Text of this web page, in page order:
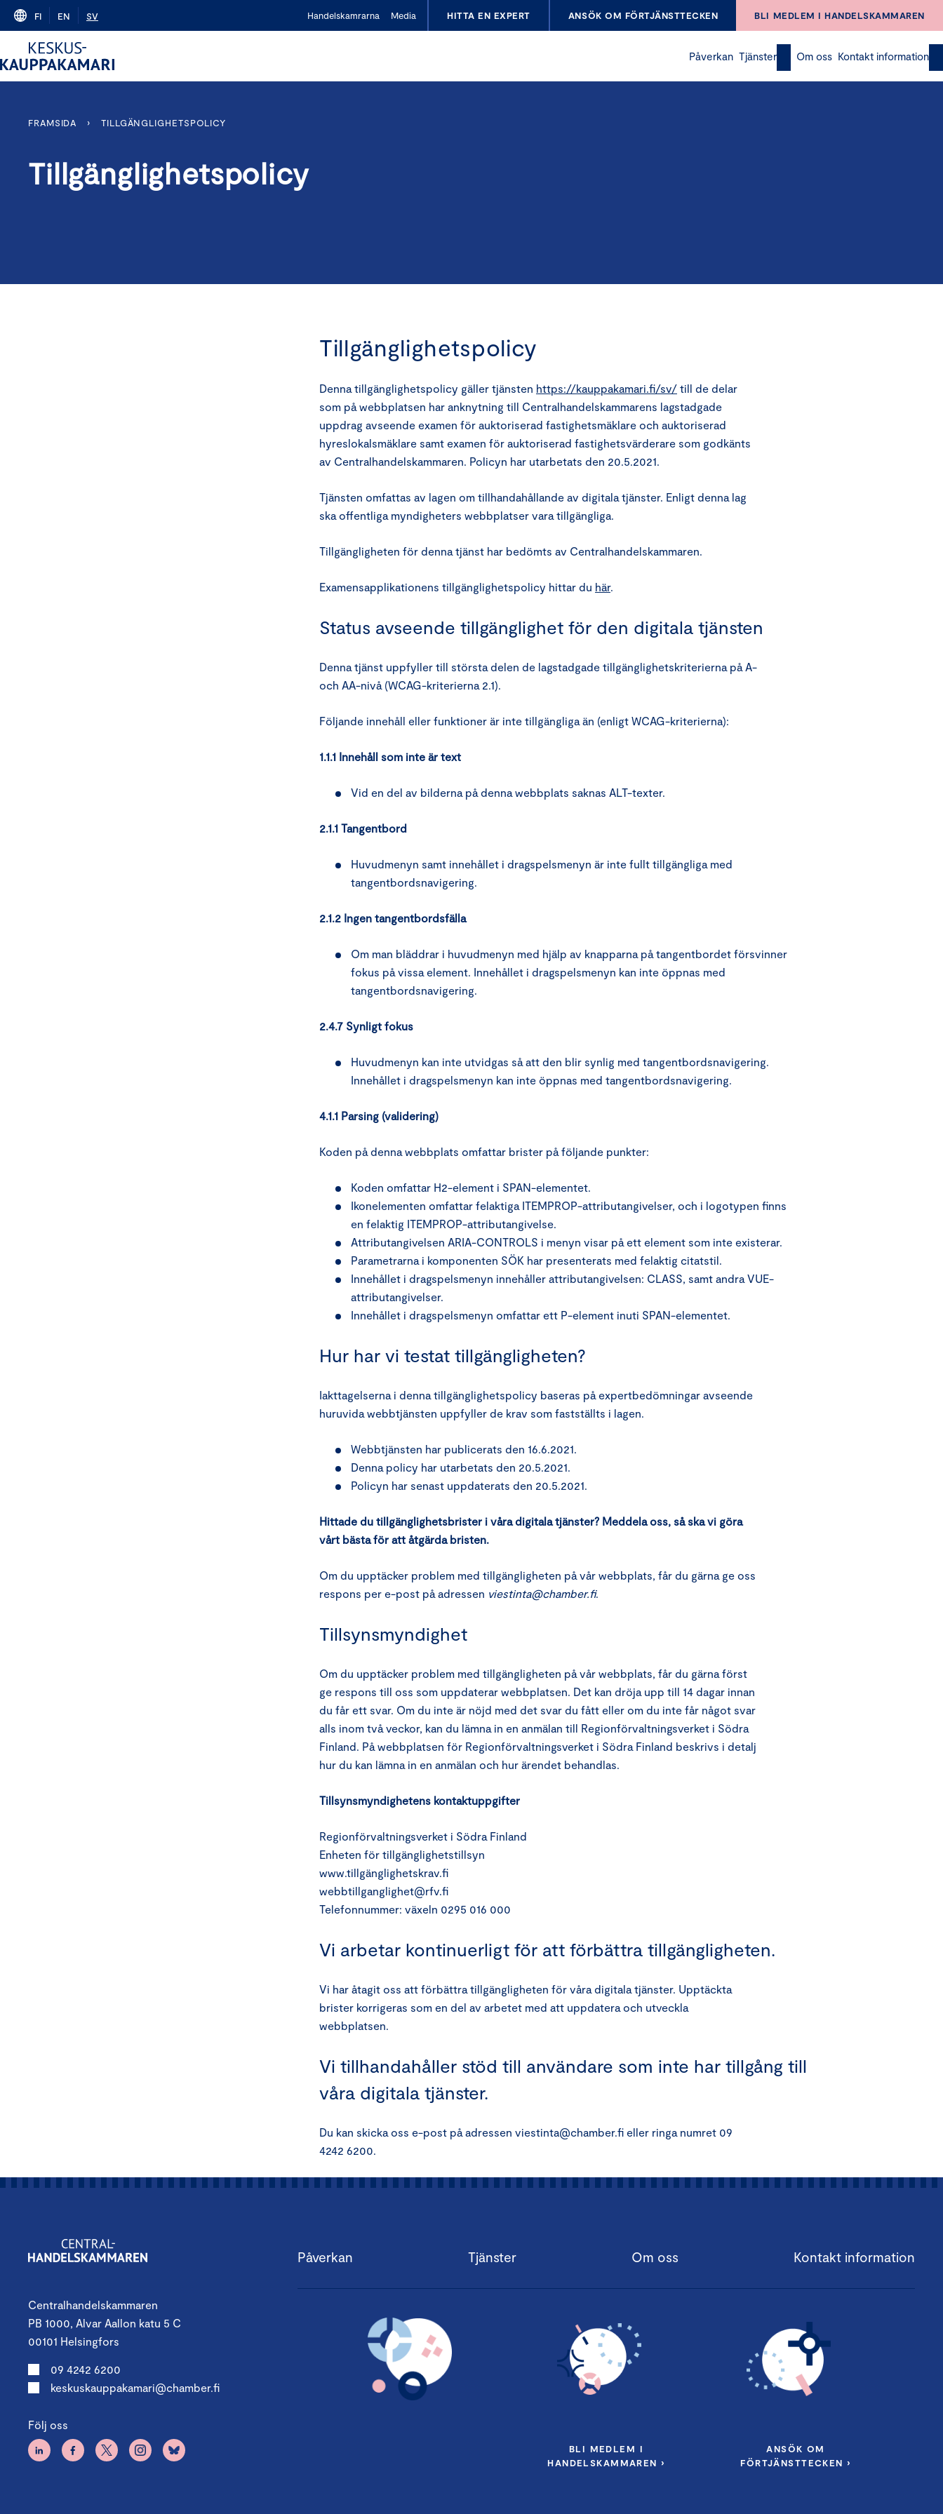
Skip
content
FI EN SV Handelskamrarna Media HITTA EN EXPERT ANSÖK OM FÖRTJÄNSTTECKEN BLI MEDLEM I HANDELSKAMMAREN
Påverkan Tjänster Om oss Kontakt information
FRAMSIDA › TILLGÄNGLIGHETSPOLICY
Tillgänglighetspolicy
Tillgänglighetspolicy
Denna tillgänglighetspolicy gäller tjänsten https://kauppakamari.fi/sv/ till de delar
som på webbplatsen har anknytning till Centralhandelskammarens lagstadgade
uppdrag avseende examen för auktoriserad fastighetsmäklare och auktoriserad
hyreslokalsmäklare samt examen för auktoriserad fastighetsvärderare som godkänts
av Centralhandelskammaren. Policyn har utarbetats den 20.5.2021.
Tjänsten omfattas av lagen om tillhandahållande av digitala tjänster. Enligt denna lag
ska offentliga myndigheters webbplatser vara tillgängliga.
Tillgängligheten för denna tjänst har bedömts av Centralhandelskammaren.
Examensapplikationens tillgänglighetspolicy hittar du här.
Status avseende tillgänglighet för den digitala tjänsten
Denna tjänst uppfyller till största delen de lagstadgade tillgänglighetskriterierna på A-
och AA-nivå (WCAG-kriterierna 2.1).
Följande innehåll eller funktioner är inte tillgängliga än (enligt WCAG-kriterierna):
1.1.1 Innehåll som inte är text
Vid en del av bilderna på denna webbplats saknas ALT-texter.
2.1.1 Tangentbord
Huvudmenyn samt innehållet i dragspelsmenyn är inte fullt tillgängliga med
tangentbordsnavigering.
2.1.2 Ingen tangentbordsfälla
Om man bläddrar i huvudmenyn med hjälp av knapparna på tangentbordet försvinner
fokus på vissa element. Innehållet i dragspelsmenyn kan inte öppnas med
tangentbordsnavigering.
2.4.7 Synligt fokus
Huvudmenyn kan inte utvidgas så att den blir synlig med tangentbordsnavigering.
Innehållet i dragspelsmenyn kan inte öppnas med tangentbordsnavigering.
4.1.1 Parsing (validering)
Koden på denna webbplats omfattar brister på följande punkter:
Koden omfattar H2-element i SPAN-elementet.
Ikonelementen omfattar felaktiga ITEMPROP-attributangivelser, och i logotypen finns
en felaktig ITEMPROP-attributangivelse.
Attributangivelsen ARIA-CONTROLS i menyn visar på ett element som inte existerar.
Parametrarna i komponenten SÖK har presenterats med felaktig citatstil.
Innehållet i dragspelsmenyn innehåller attributangivelsen: CLASS, samt andra VUE-
attributangivelser.
Innehållet i dragspelsmenyn omfattar ett P-element inuti SPAN-elementet.
Hur har vi testat tillgängligheten?
Iakttagelserna i denna tillgänglighetspolicy baseras på expertbedömningar avseende
huruvida webbtjänsten uppfyller de krav som fastställts i lagen.
Webbtjänsten har publicerats den 16.6.2021.
Denna policy har utarbetats den 20.5.2021.
Policyn har senast uppdaterats den 20.5.2021.
Hittade du tillgänglighetsbrister i våra digitala tjänster? Meddela oss, så ska vi göra
vårt bästa för att åtgärda bristen.
Om du upptäcker problem med tillgängligheten på vår webbplats, får du gärna ge oss
respons per e-post på adressen viestinta@chamber.fi.
Tillsynsmyndighet
Om du upptäcker problem med tillgängligheten på vår webbplats, får du gärna först
ge respons till oss som uppdaterar webbplatsen. Det kan dröja upp till 14 dagar innan
du får ett svar. Om du inte är nöjd med det svar du fått eller om du inte får något svar
alls inom två veckor, kan du lämna in en anmälan till Regionförvaltningsverket i Södra
Finland. På webbplatsen för Regionförvaltningsverket i Södra Finland beskrivs i detalj
hur du kan lämna in en anmälan och hur ärendet behandlas.
Tillsynsmyndighetens kontaktuppgifter
Regionförvaltningsverket i Södra Finland
Enheten för tillgänglighetstillsyn
www.tillgänglighetskrav.fi
webbtillganglighet@rfv.fi
Telefonnummer: växeln 0295 016 000
Vi arbetar kontinuerligt för att förbättra tillgängligheten.
Vi har åtagit oss att förbättra tillgängligheten för våra digitala tjänster. Upptäckta
brister korrigeras som en del av arbetet med att uppdatera och utveckla
webbplatsen.
Vi tillhandahåller stöd till användare som inte har tillgång till
våra digitala tjänster.
Du kan skicka oss e-post på adressen viestinta@chamber.fi eller ringa numret 09
4242 6200.
Centralhandelskammaren
PB 1000, Alvar Aallon katu 5 C
00101 Helsingfors
09 4242 6200
keskuskauppakamari@chamber.fi
Följ oss
Påverkan Tjänster Om oss Kontakt information
BLI MEDLEM I
HANDELSKAMMAREN ›
ANSÖK OM
FÖRTJÄNSTTECKEN ›